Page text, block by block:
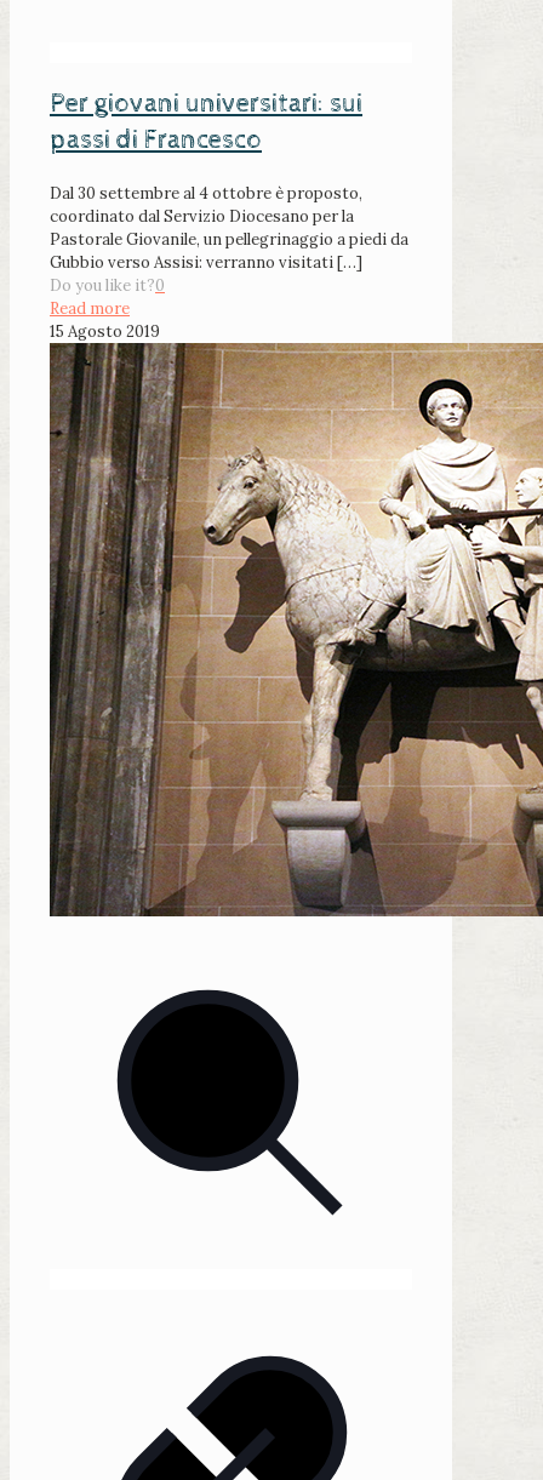
Per giovani universitari: sui
passi di Francesco
Dal 30 settembre al 4 ottobre è proposto,
coordinato dal Servizio Diocesano per la
Pastorale Giovanile, un pellegrinaggio a piedi da
Gubbio verso Assisi: verranno visitati[…]
Do you like it?0
Read more
15 Agosto 2019